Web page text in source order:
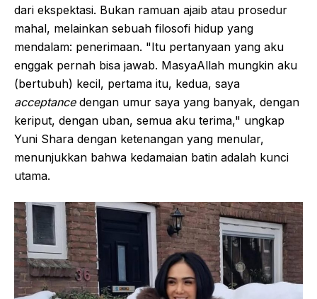
dari ekspektasi. Bukan ramuan ajaib atau prosedur
mahal, melainkan sebuah filosofi hidup yang
mendalam: penerimaan. "Itu pertanyaan yang aku
enggak pernah bisa jawab. MasyaAllah mungkin aku
(bertubuh) kecil, pertama itu, kedua, saya
acceptancedengan umur saya yang banyak, dengan
keriput, dengan uban, semua aku terima," ungkap
Yuni Shara dengan ketenangan yang menular,
menunjukkan bahwa kedamaian batin adalah kunci
utama.